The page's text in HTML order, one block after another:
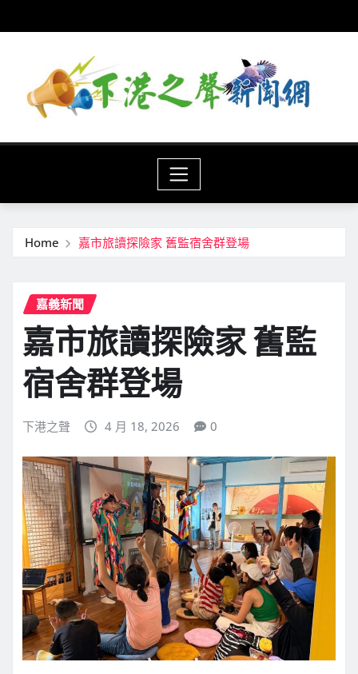
to
Home 嘉市旅讀探險家 舊監宿舍群登場
嘉義新聞
嘉市旅讀探險家 舊監
宿舍群登場
下港之聲 4 月 18, 2026 0